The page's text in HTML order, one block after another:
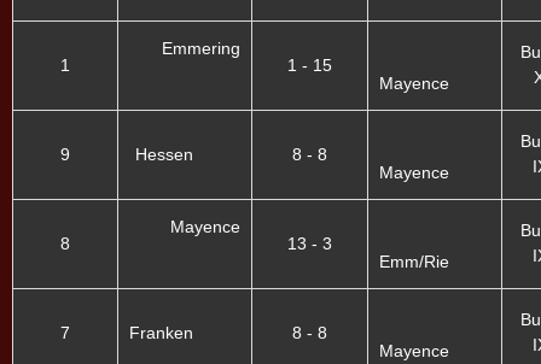
1
Emmering
1 - 15
Mayence
9 Hessen
8 - 8
Mayence
8
Mayence
13 - 3
Emm/Rie
7 Franken
8 - 8
Mayence